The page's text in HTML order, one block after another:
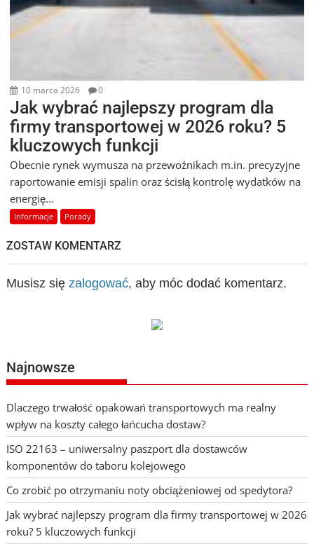
10 marca 2026 0
Jak wybrać najlepszy program dla
firmy transportowej w 2026 roku? 5
kluczowych funkcji
Obecnie rynek wymusza na przewoźnikach m.in. precyzyjne
raportowanie emisji spalin oraz ścisłą kontrolę wydatków na
energię...
Informacje Porady
ZOSTAW KOMENTARZ
Musisz sięzalogować, aby móc dodać komentarz.
Najnowsze
Dlaczego trwałość opakowań transportowych ma realny
wpływ na koszty całego łańcucha dostaw?
ISO 22163 – uniwersalny paszport dla dostawców
komponentów do taboru kolejowego
Co zrobić po otrzymaniu noty obciążeniowej od spedytora?
Jak wybrać najlepszy program dla firmy transportowej w 2026
roku? 5 kluczowych funkcji